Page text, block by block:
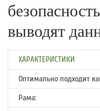
выводят
ХАРАКТЕРИСТИКИ
Оптимально подходит
Рама: